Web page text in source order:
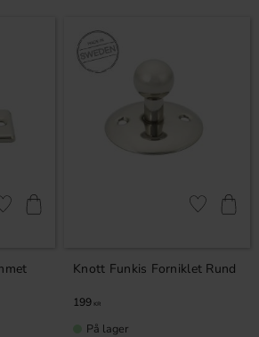
Lagre som favoritt
Knott Funkis Forniklet Rund
199 KR
Lagre som
På lager